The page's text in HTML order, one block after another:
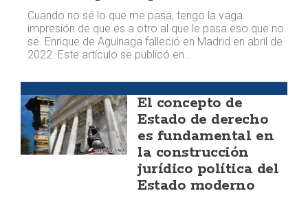
Cuando no sé lo que me pasa, tengo la vaga
impresión de que es a otro al que le pasa eso que no
sé. Enrique de Aguinaga falleció en Madrid en abril de
2022. Este artículo se publicó en…
El concepto de
Estado de derecho
es fundamental en
la construcción
jurídico política del
Estado moderno